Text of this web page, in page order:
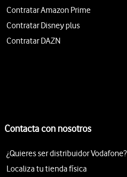
Contratar Amazon Prime
Contratar Disney plus
Contratar DAZN
Contacta con nosotros
¿Quieres ser distribuidor Vodafone?
Localiza tu tienda física